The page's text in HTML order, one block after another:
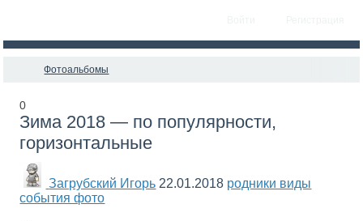
Фотоальбомы
0
Зима 2018 — по популярности,
горизонтальные
Загрубский Игорь 22.01.2018 родники виды
события фото